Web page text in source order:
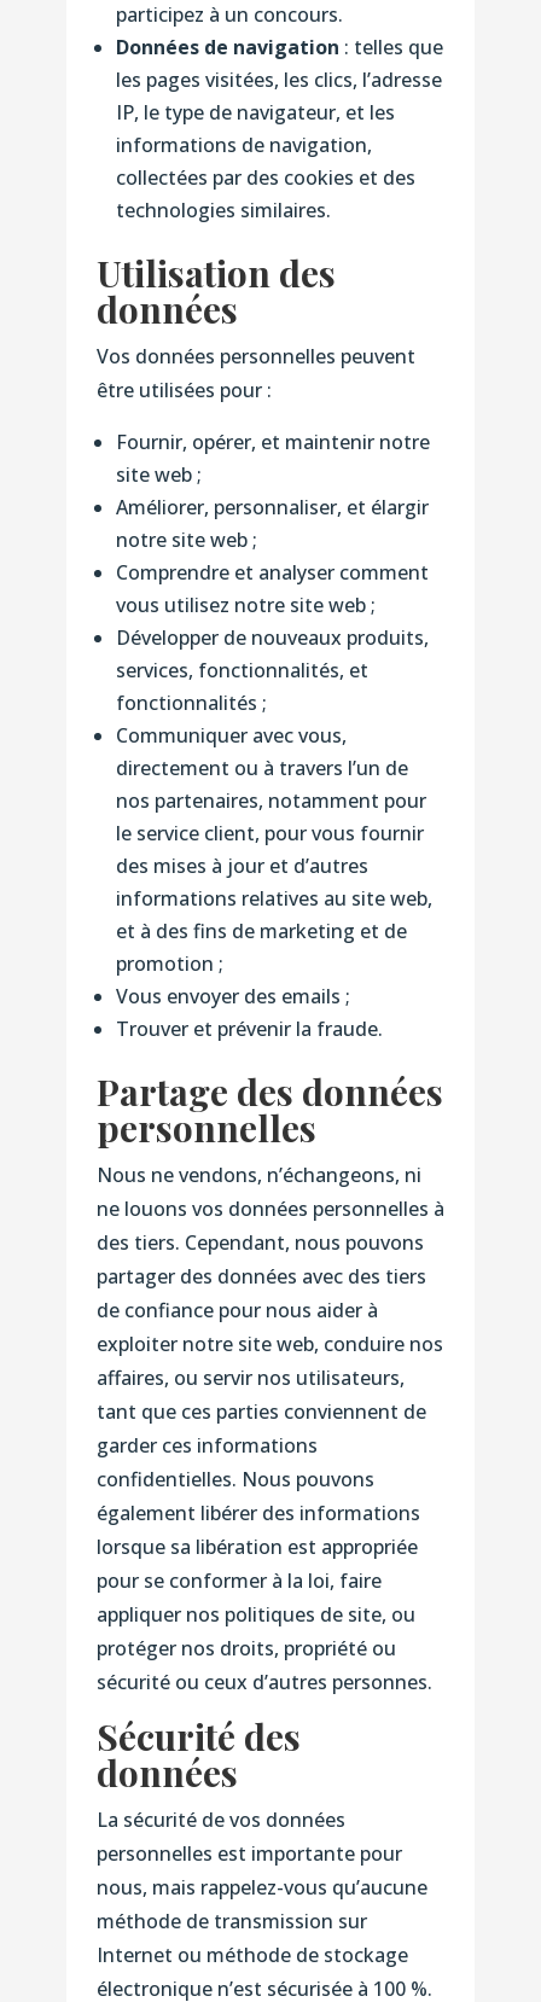
participez à un concours.
Données de navigation : telles que
les pages visitées, les clics, l’adresse
IP, le type de navigateur, et les
informations de navigation,
collectées par des cookies et des
technologies similaires.
Utilisation des
données
Vos données personnelles peuvent
être utilisées pour :
Fournir, opérer, et maintenir notre
site web ;
Améliorer, personnaliser, et élargir
notre site web ;
Comprendre et analyser comment
vous utilisez notre site web ;
Développer de nouveaux produits,
services, fonctionnalités, et
fonctionnalités ;
Communiquer avec vous,
directement ou à travers l’un de
nos partenaires, notamment pour
le service client, pour vous fournir
des mises à jour et d’autres
informations relatives au site web,
et à des fins de marketing et de
promotion ;
Vous envoyer des emails ;
Trouver et prévenir la fraude.
Partage des données
personnelles
Nous ne vendons, n’échangeons, ni
ne louons vos données personnelles à
des tiers. Cependant, nous pouvons
partager des données avec des tiers
de confiance pour nous aider à
exploiter notre site web, conduire nos
affaires, ou servir nos utilisateurs,
tant que ces parties conviennent de
garder ces informations
confidentielles. Nous pouvons
également libérer des informations
lorsque sa libération est appropriée
pour se conformer à la loi, faire
appliquer nos politiques de site, ou
protéger nos droits, propriété ou
sécurité ou ceux d’autres personnes.
Sécurité des
données
La sécurité de vos données
personnelles est importante pour
nous, mais rappelez-vous qu’aucune
méthode de transmission sur
Internet ou méthode de stockage
électronique n’est sécurisée à 100 %.